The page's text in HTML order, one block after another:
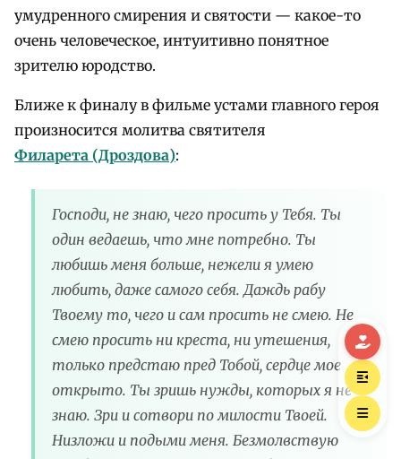
умудренного смирения и святости — какое-то
очень человеческое, интуитивно понятное
зрителю юродство.
Ближе к финалу в фильме устами главного героя
произносится молитва святителя
Филарета (Дроздова):
Господи, не знаю, чего просить у Тебя. Ты
один ведаешь, что мне потребно. Ты
любишь меня больше, нежели я умею
любить, даже самого себя. Даждь рабу
Твоему то, чего и сам просить не смею. Не
смею просить ни креста, ни утешения,
только предстаю пред Тобой, сердце мое
открыто. Ты зришь нужды, которых я не
знаю. Зри и сотвори по милости Твоей.
Низложи и подыми меня. Безмолвствую